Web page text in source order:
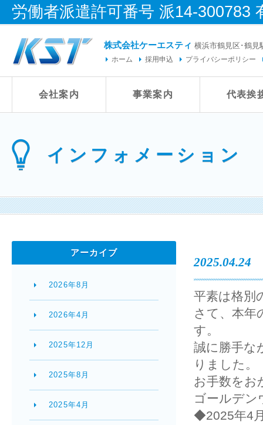
労働者派遣許可番号 派14-300783
株式会社ケーエスティ 横浜市鶴見区･鶴見
ホーム 採用申込 プライバシーポリシー
会社案内 事業案内 代表挨
インフォメーション
2025.04.24
平素は格別
さて、本年
す。
誠に勝手な
りました。
お手数をお
ゴールデン
◆2025年4
アーカイブ
2026年8月
2026年4月
2025年12月
2025年8月
2025年4月